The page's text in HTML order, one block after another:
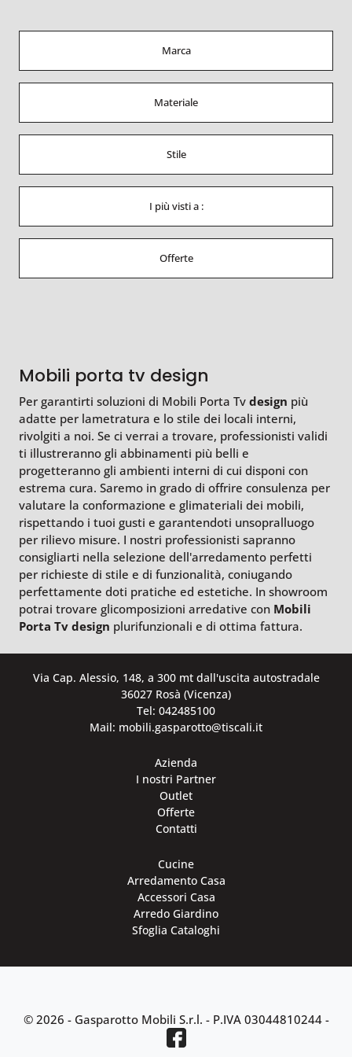
Marca
Materiale
Stile
I più visti a :
Offerte
Mobili porta tv design
Per garantirti soluzioni di Mobili Porta Tv design più
adatte per lametratura e lo stile dei locali interni,
rivolgiti a noi. Se ci verrai a trovare, professionisti validi
ti illustreranno gli abbinamenti più belli e
progetteranno gli ambienti interni di cui disponi con
estrema cura. Saremo in grado di offrire consulenza per
valutare la conformazione e glimateriali dei mobili,
rispettando i tuoi gusti e garantendoti unsopralluogo
per rilievo misure. I nostri professionisti sapranno
consigliarti nella selezione dell'arredamento perfetti
per richieste di stile e di funzionalità, coniugando
perfettamente doti pratiche ed estetiche. In showroom
potrai trovare glicomposizioni arredative con Mobili
Porta Tv design plurifunzionali e di ottima fattura.
Via Cap. Alessio, 148, a 300 mt dall'uscita autostradale
36027 Rosà (Vicenza)
Tel: 042485100
Mail: mobili.gasparotto@tiscali.it
Azienda
I nostri Partner
Outlet
Offerte
Contatti
Cucine
Arredamento Casa
Accessori Casa
Arredo Giardino
Sfoglia Cataloghi
© 2026 - Gasparotto Mobili S.r.l. - P.IVA 03044810244-